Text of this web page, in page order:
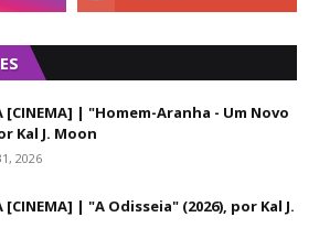
[CINEMA] | "Homem-Aranha - Um Novo
Kal J. Moon
2026
[CINEMA] | "A Odisseia" (2026), por Kal J.